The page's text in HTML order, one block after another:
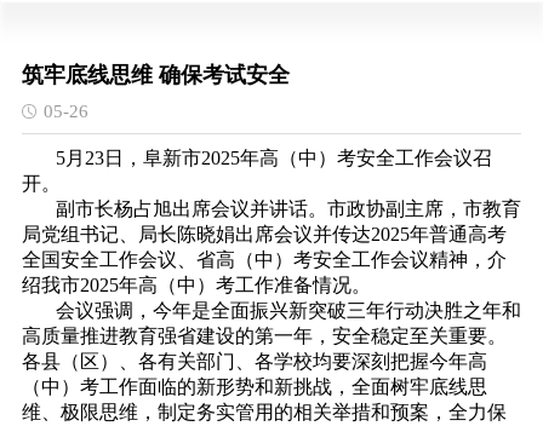
筑牢底线思维 确保考试安全
05-26
5月23日，阜新市2025年高（中）考安全工作会议召
开。
副市长杨占旭出席会议并讲话。市政协副主席，市教育
局党组书记、局长陈晓娟出席会议并传达2025年普通高考
全国安全工作会议、省高（中）考安全工作会议精神，介
绍我市2025年高（中）考工作准备情况。
会议强调，今年是全面振兴新突破三年行动决胜之年和
高质量推进教育强省建设的第一年，安全稳定至关重要。
各县（区）、各有关部门、各学校均要深刻把握今年高
（中）考工作面临的新形势和新挑战，全面树牢底线思
维、极限思维，制定务实管用的相关举措和预案，全力保